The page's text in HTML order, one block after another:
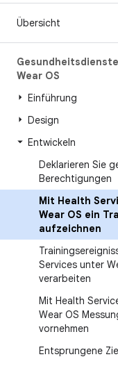
Übersicht
Wear OS
Einführung
Design
Entwickeln
Deklarieren Sie
Berechtigungen
Mit Health
Wear OS ein
aufzeichnen
Services unter
verarbeiten
Mit Health
Wear OS
vornehmen
Entsprungene